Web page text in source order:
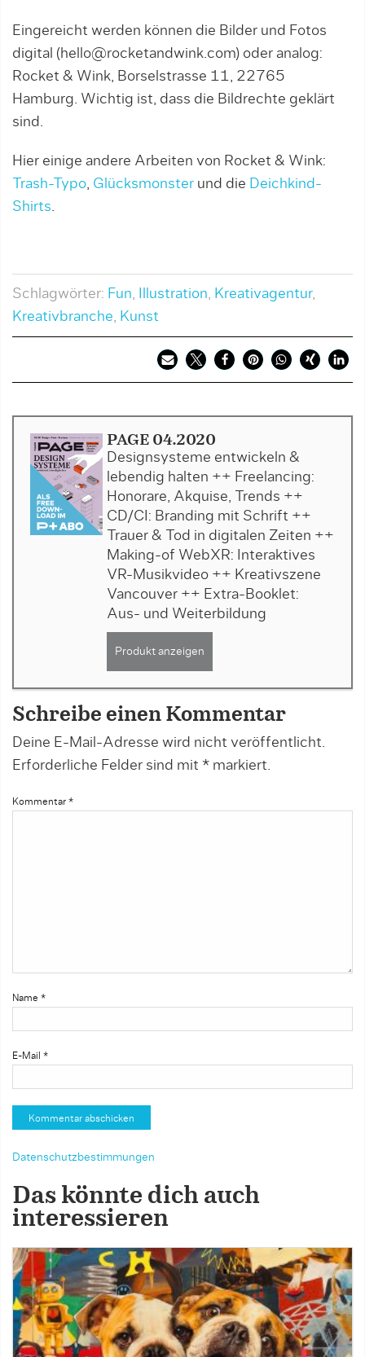
Eingereicht werden können die Bilder und Fotos
digital (hello@rocketandwink.com) oder analog:
Rocket & Wink, Borselstrasse 11, 22765
Hamburg. Wichtig ist, dass die Bildrechte geklärt
sind.
Hier einige andere Arbeiten von Rocket & Wink:
Trash-Typo, Glücksmonster und die Deichkind-
Shirts.
Schlagwörter: Fun, Illustration, Kreativagentur,
Kreativbranche, Kunst
PAGE 04.2020
Designsysteme entwickeln &
lebendig halten ++ Freelancing:
Honorare, Akquise, Trends ++
CD/CI: Branding mit Schrift ++
Trauer & Tod in digitalen Zeiten ++
Making-of WebXR: Interaktives
VR-Musikvideo ++ Kreativszene
Vancouver ++ Extra-Booklet:
Aus- und Weiterbildung
Produkt anzeigen
Schreibe einen Kommentar
Deine E-Mail-Adresse wird nicht veröffentlicht.
Erforderliche Felder sind mit * markiert.
Kommentar *
Name *
E-Mail *
Datenschutzbestimmungen
Das könnte dich auch
interessieren